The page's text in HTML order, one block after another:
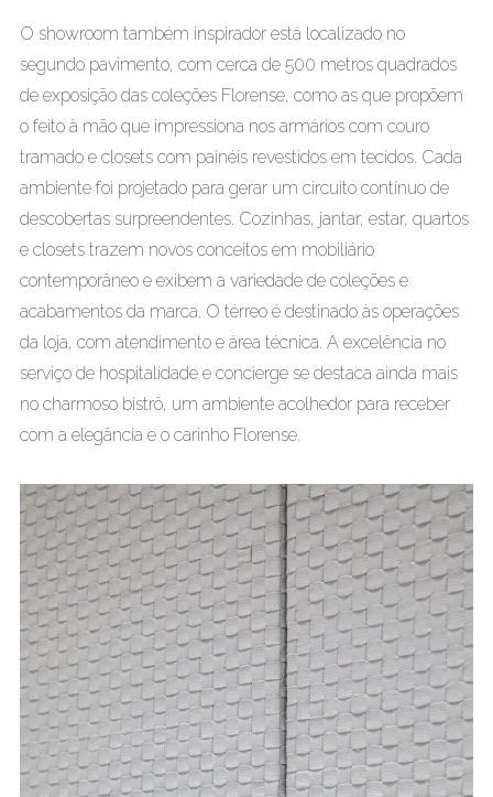
O showroom também inspirador está localizado no
segundo pavimento, com cerca de 500 metros quadrados
de exposição das coleções Florense, como as que propõem
o feito à mão que impressiona nos armários com couro
tramado e closets com painéis revestidos em tecidos. Cada
ambiente foi projetado para gerar um circuito contínuo de
descobertas surpreendentes. Cozinhas, jantar, estar, quartos
e closets trazem novos conceitos em mobiliário
contemporâneo e exibem a variedade de coleções e
acabamentos da marca. O térreo é destinado às operações
da loja, com atendimento e área técnica. A excelência no
serviço de hospitalidade e concierge se destaca ainda mais
no charmoso bistrô, um ambiente acolhedor para receber
com a elegância e o carinho Florense.